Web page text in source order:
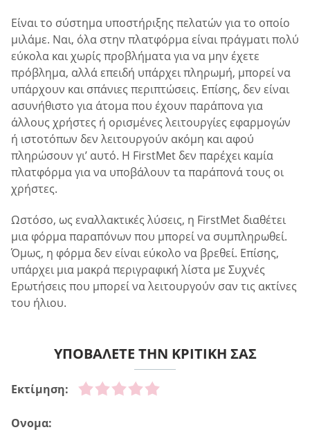
Είναι το σύστημα υποστήριξης πελατών για το οποίο
μιλάμε. Ναι, όλα στην πλατφόρμα είναι πράγματι πολύ
εύκολα και χωρίς προβλήματα για να μην έχετε
πρόβλημα, αλλά επειδή υπάρχει πληρωμή, μπορεί να
υπάρχουν και σπάνιες περιπτώσεις. Επίσης, δεν είναι
ασυνήθιστο για άτομα που έχουν παράπονα για
άλλους χρήστες ή ορισμένες λειτουργίες εφαρμογών
ή ιστοτόπων δεν λειτουργούν ακόμη και αφού
πληρώσουν γι’ αυτό. Η FirstMet δεν παρέχει καμία
πλατφόρμα για να υποβάλουν τα παράπονά τους οι
χρήστες.
Ωστόσο, ως εναλλακτικές λύσεις, η FirstMet διαθέτει
μια φόρμα παραπόνων που μπορεί να συμπληρωθεί.
Όμως, η φόρμα δεν είναι εύκολο να βρεθεί. Επίσης,
υπάρχει μια μακρά περιγραφική λίστα με Συχνές
Ερωτήσεις που μπορεί να λειτουργούν σαν τις ακτίνες
του ήλιου.
ΥΠΟΒΑΛΕΤΕ ΤΗΝ ΚΡΙΤΙΚΗ ΣΑΣ
Εκτίμηση:
Ονομα: